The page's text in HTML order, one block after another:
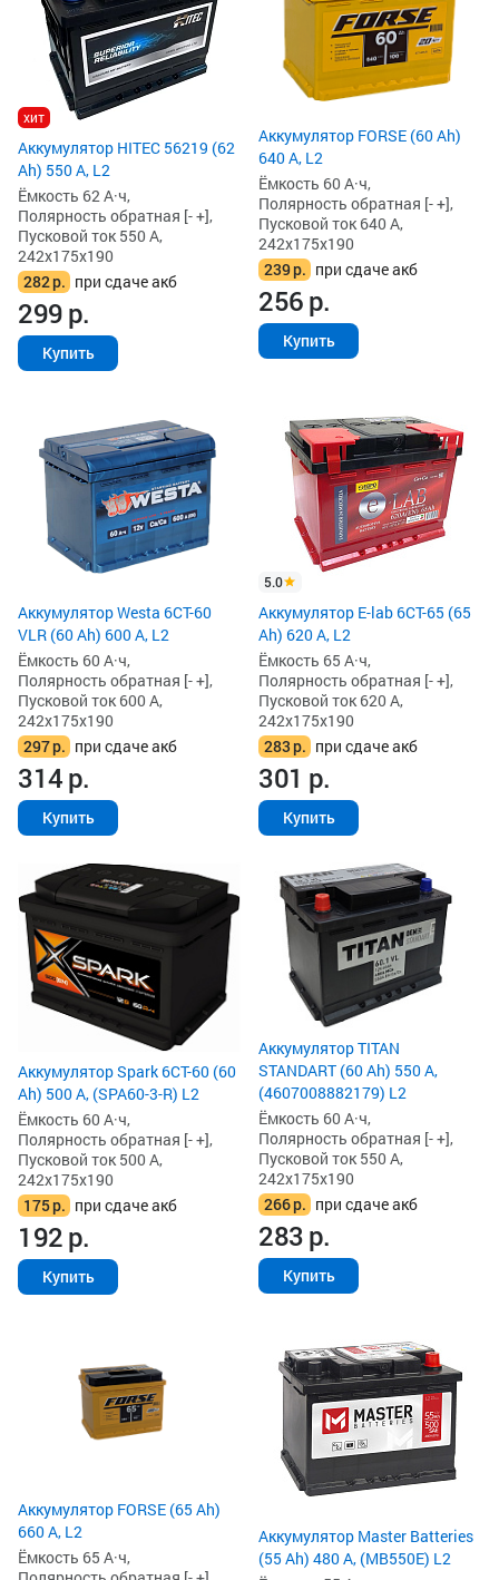
хит
Аккумулятор HITEC 56219 (62
Ah) 550 А, L2
Ёмкость 62 А·ч,
Полярность обратная [- +],
Пусковой ток 550 А,
242x175x190
282р. при сдаче акб
299р.
Купить
Аккумулятор FORSE (60 Ah)
640 А, L2
Ёмкость 60 А·ч,
Полярность обратная [- +],
Пусковой ток 640 А,
242x175x190
239р. при сдаче акб
256р.
Купить
Аккумулятор Westa 6СТ-60
VLR (60 Ah) 600 А, L2
Ёмкость 60 А·ч,
Полярность обратная [- +],
Пусковой ток 600 А,
242x175x190
297р. при сдаче акб
314р.
Купить
5.0
Аккумулятор E-lab 6СТ-65 (65
Ah) 620 А, L2
Ёмкость 65 А·ч,
Полярность обратная [- +],
Пусковой ток 620 А,
242x175x190
283р. при сдаче акб
301 р.
Купить
Аккумулятор Spark 6СТ-60 (60
Ah) 500 А, (SPA60-3-R) L2
Ёмкость 60 А·ч,
Полярность обратная [- +],
Пусковой ток 500 А,
242x175x190
175р. при сдаче акб
192р.
Купить
Аккумулятор TITAN
STANDART (60 Ah) 550 А,
(4607008882179) L2
Ёмкость 60 А·ч,
Полярность обратная [- +],
Пусковой ток 550 А,
242x175x190
266р. при сдаче акб
283р.
Купить
Аккумулятор FORSE (65 Ah)
660 А, L2
Ёмкость 65 А·ч,
Аккумулятор Master Batteries
(55 Ah) 480 А, (MB550E) L2